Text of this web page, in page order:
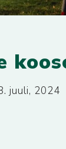
juuli, 2024